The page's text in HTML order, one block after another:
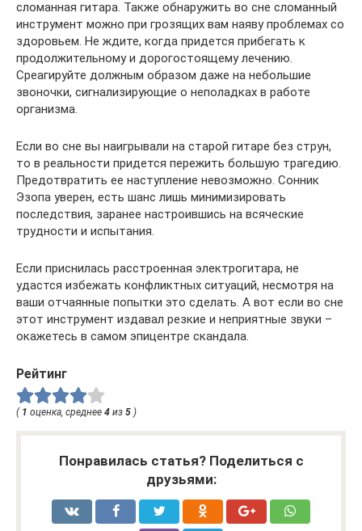
сломанная гитара. Также обнаружить во сне сломанный
инструмент можно при грозящих вам наяву проблемах со
здоровьем. Не ждите, когда придется прибегать к
продолжительному и дорогостоящему лечению.
Среагируйте должным образом даже на небольшие
звоночки, сигнализирующие о неполадках в работе
организма.
Если во сне вы наигрывали на старой гитаре без струн,
то в реальности придется пережить большую трагедию.
Предотвратить ее наступление невозможно. Сонник
Эзопа уверен, есть шанс лишь минимизировать
последствия, заранее настроившись на всяческие
трудности и испытания.
Если приснилась расстроенная электрогитара, не
удастся избежать конфликтных ситуаций, несмотря на
ваши отчаянные попытки это сделать. А вот если во сне
этот инструмент издавал резкие и неприятные звуки –
окажетесь в самом эпицентре скандала.
Рейтинг
( 1 оценка, среднее 4 из 5 )
Понравилась статья? Поделиться с
друзьями: